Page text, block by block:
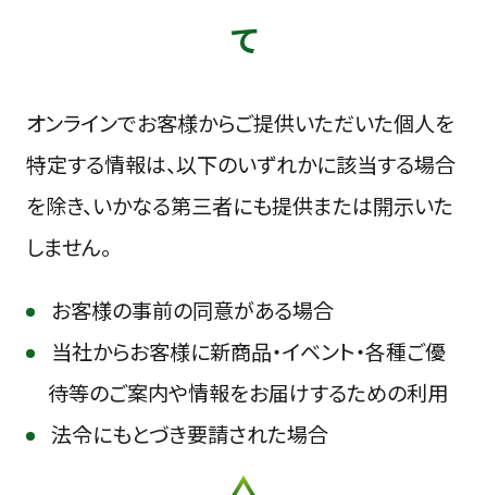
て
オンラインでお客様からご提供いただいた個人を
特定する情報は、以下のいずれかに該当する場合
を除き、いかなる第三者にも提供または開示いた
しません。
お客様の事前の同意がある場合
当社からお客様に新商品・イベント・各種ご優
待等のご案内や情報をお届けするための利用
法令にもとづき要請された場合